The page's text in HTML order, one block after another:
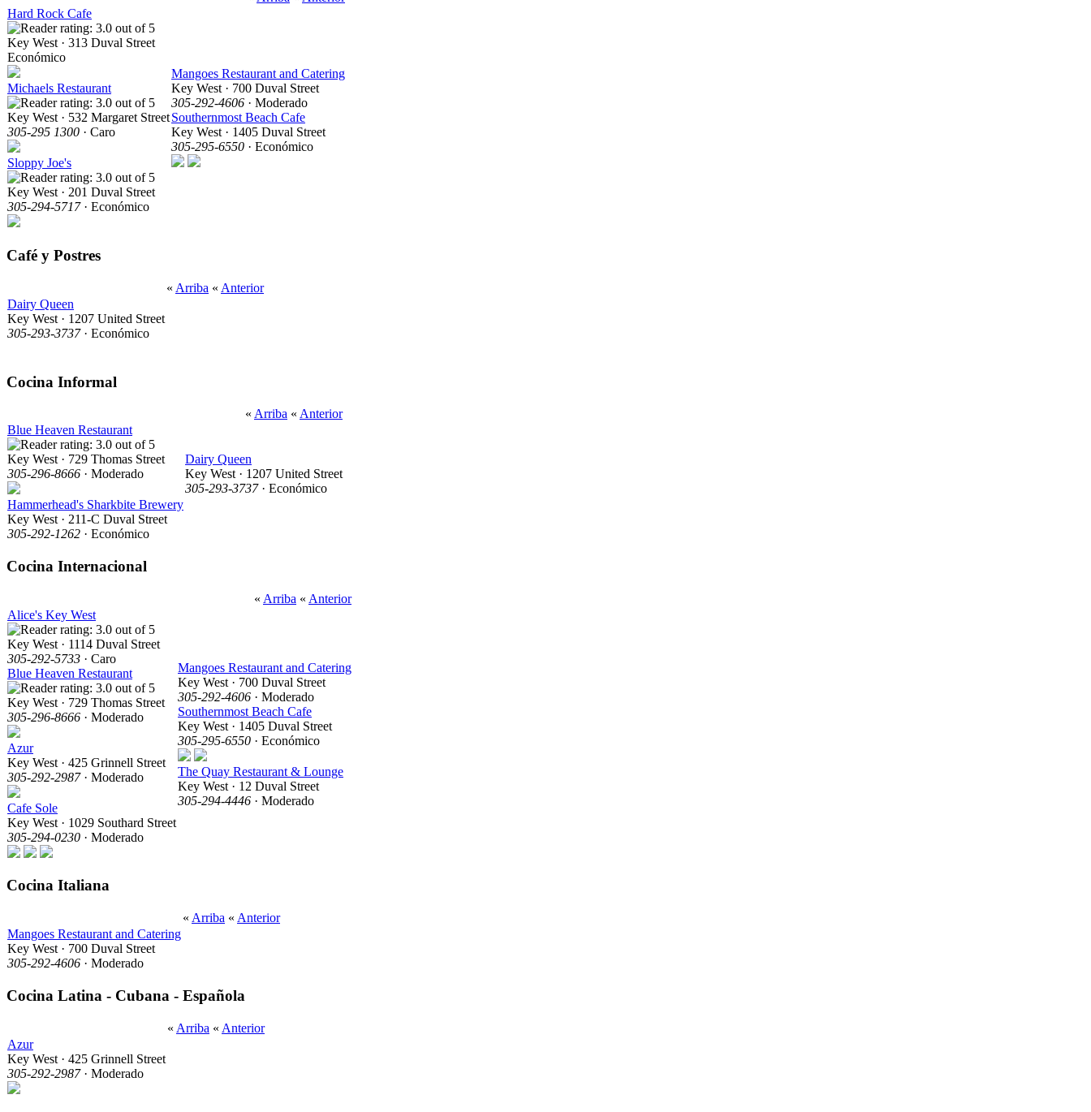
Hard Rock Cafe
Key West · 313 Duval Street
Económico
Michaels Restaurant
Key West · 532 Margaret Street
305-295 1300 · Caro
Sloppy Joe's
Key West · 201 Duval Street
305-294-5717· Económico
Mangoes Restaurant and Catering
Key West · 700 Duval Street
305-292-4606 · Moderado
Southernmost Beach Cafe
Key West · 1405 Duval Street
305-295-6550 · Económico
Café y Postres
« Arriba « Anterior
Dairy Queen
Key West · 1207 United Street
305-293-3737· Económico
Cocina Informal
« Arriba « Anterior
Blue Heaven Restaurant
Key West · 729 Thomas Street
305-296-8666 · Moderado
Hammerhead's Sharkbite Brewery
Key West · 211-C Duval Street
305-292-1262 · Económico
Dairy Queen
Key West · 1207 United Street
305-293-3737· Económico
Cocina Internacional
« Arriba « Anterior
Alice's Key West
Key West · 1114 Duval Street
305-292-5733 · Caro
Blue Heaven Restaurant
Key West · 729 Thomas Street
305-296-8666 · Moderado
Azur
Key West · 425 Grinnell Street
305-292-2987· Moderado
Cafe Sole
Key West · 1029 Southard Street
305-294-0230 · Moderado
Mangoes Restaurant and Catering
Key West · 700 Duval Street
305-292-4606 · Moderado
Southernmost Beach Cafe
Key West · 1405 Duval Street
305-295-6550 · Económico
The Quay Restaurant & Lounge
Key West · 12 Duval Street
305-294-4446 · Moderado
Cocina Italiana
« Arriba « Anterior
Mangoes Restaurant and Catering
Key West · 700 Duval Street
305-292-4606 · Moderado
Cocina Latina - Cubana - Española
« Arriba « Anterior
Azur
Key West · 425 Grinnell Street
305-292-2987· Moderado